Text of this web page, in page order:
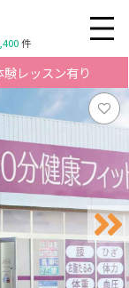
件
験レッスン有り